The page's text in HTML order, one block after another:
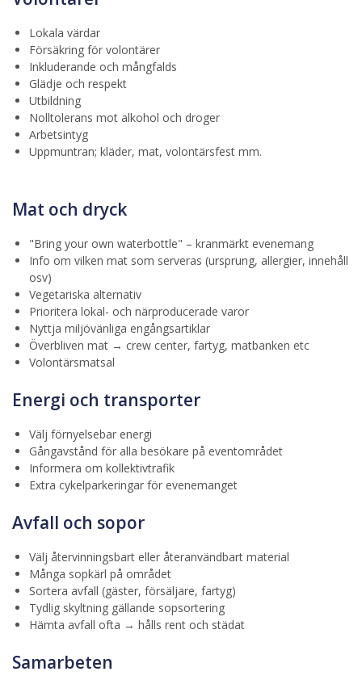
Lokala värdar
Försäkring för volontärer
Inkluderande och mångfalds
Glädje och respekt
Utbildning
Nolltolerans mot alkohol och droger
Arbetsintyg
Uppmuntran; kläder, mat, volontärsfest mm.
Mat och dryck
"Bring your own waterbottle" – kranmärkt evenemang
Info om vilken mat som serveras (ursprung, allergier, innehåll
osv)
Vegetariska alternativ
Prioritera lokal- och närproducerade varor
Nyttja miljövänliga engångsartiklar
Överbliven mat → crew center, fartyg, matbanken etc
Volontärsmatsal
Energi och transporter
Välj förnyelsebar energi
Gångavstånd för alla besökare på eventområdet
Informera om kollektivtrafik
Extra cykelparkeringar för evenemanget
Avfall och sopor
Välj återvinningsbart eller återanvändbart material
Många sopkärl på området
Sortera avfall (gäster, försäljare, fartyg)
Tydlig skyltning gällande sopsortering
Hämta avfall ofta → hålls rent och städat
Samarbeten